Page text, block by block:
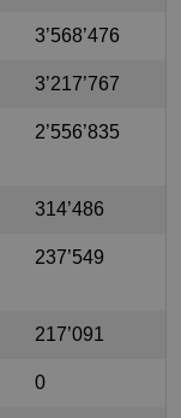
3’568’476
3’217’767
2’556’835
314’486
237’549
217’091
0